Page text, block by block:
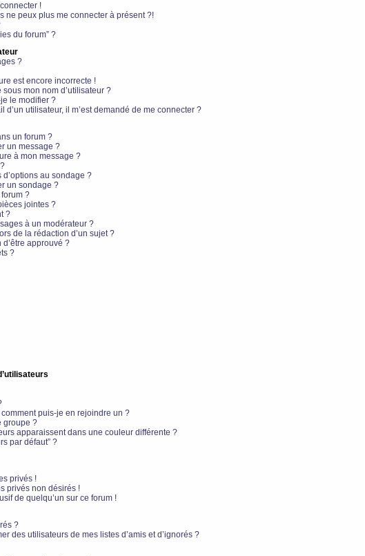
!
ne peux plus me connecter à présent ?!
du forum” ?
?
est encore incorrecte !
mon nom d’utilisateur ?
le modifier ?
d’un utilisateur, il m’est demandé de me connecter ?
un forum ?
un message ?
à mon message ?
au sondage ?
un sondage ?
?
jointes ?
?
à un modérateur ?
de la rédaction d’un sujet ?
approuvé ?
?
puis-je en rejoindre un ?
groupe ?
apparaissent dans une couleur différente ?
par défaut” ?
privés !
privés non désirés !
de quelqu’un sur ce forum !
?
des utilisateurs de mes listes d’amis et d’ignorés ?